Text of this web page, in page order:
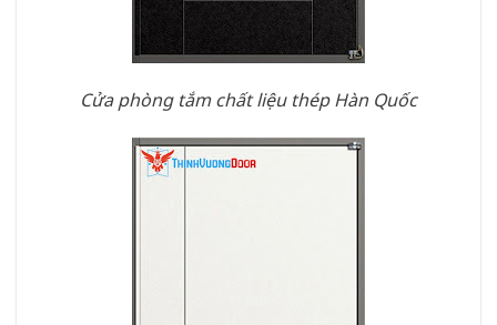
Cửa phòng tắm chất liệu thép Hàn Quốc